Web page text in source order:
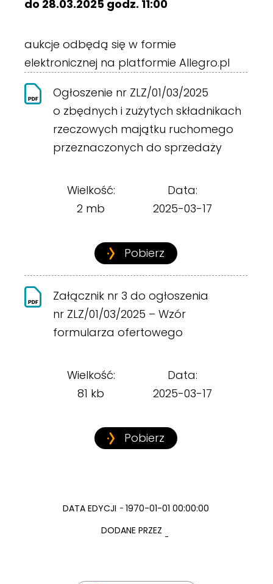
do 28.03.2025 godz. 11:00
aukcje odbędą się w formie
elektronicznej na platformie Allegro.pl
Ogłoszenie nr ZLZ/01/03/2025
o zbędnych i zużytych składnikach
rzeczowych majątku ruchomego
przeznaczonych do sprzedaży
Wielkość:
2 mb
Data:
2025-03-17
Pobierz
Załącznik nr 3 do ogłoszenia
nr ZLZ/01/03/2025 – Wzór
formularza ofertowego
Wielkość:
81 kb
Data:
2025-03-17
Pobierz
DATA EDYCJI
1970-01-01 00:00:00
DODANE PRZEZ